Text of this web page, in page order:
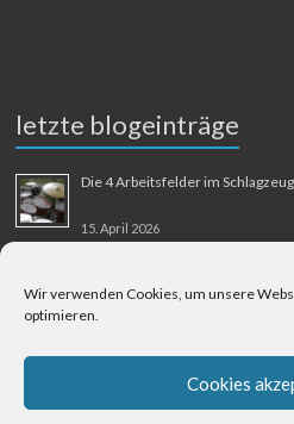
Wir verwenden Cookies, um unsere
optimieren.
Cookies
letzte blogeinträge
Die 4 Arbeitsfelder im
15. April 2026
31. August 2025
Berliner Flughafen Tegel – Berlin-